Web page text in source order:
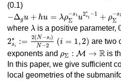
(0.1)
−Δgu + hu = λρ
−s1
Σ u2∗
s1 −1 + ρ
−s2
Σ
−Δgu u s1 ∗ Σ
where λ
λ is a positive parameter,
2∗
si := 2(N−si)
N−2
2si∗ :=2(N −si )N− 2
(i = 1,2)
( i= 2
are two
exponents and ρΣ : M → R
M→ is
In this paper, we give sufficient
local geometries of the